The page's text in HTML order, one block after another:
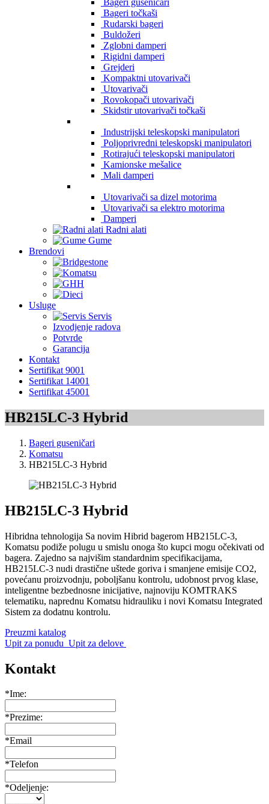
Bageri guseničari
Bageri točkaši
Rudarski bageri
Buldožeri
Zglobni damperi
Rigidni damperi
Grejderi
Kompaktni utovarivači
Utovarivači
Rovokopači utovarivači
Skidstir utovarivači točkaši
Industrijski teleskopski manipulatori
Poljoprivredni teleskopski manipulatori
Rotirajući teleskopski manipulatori
Kamionske mešalice
Mali damperi
Utovarivači sa dizel motorima
Utovarivači sa elektro motorima
Damperi
Radni alati
Gume
Brendovi
Usluge
Servis
Izvodjenje radova
Potvrde
Garancija
Kontakt
Sertifikat 9001
Sertifikat 14001
Sertifikat 45001
HB215LC-3 Hybrid
Bageri guseničari
Komatsu
HB215LC-3 Hybrid
HB215LC-3 Hybrid
Hibridna tehnologija Sa novim Hibrid bagerom HB215LC-3,
Komatsu podiže polugu u smislu onoga što kupci mogu očekivati od
bagera. Zajedno sa najvišim standardnim specifikacijama,
HB215LC-3 nudi drastične uštede goriva i smanjene emisije CO2,
povećanu proizvodnju, poboljšanu kontrolu, udobnost prvog klase,
inteligentne bezbednosne inicijative, najnoviju KOMTRAKS
telematiku, naprednu Komatsu hidrauliku i novi Komatsu Integrated
Sistem za dodatnu kontrolu.
Preuzmi katalog
Upit za ponudu Upit za delove
Kontakt
*Ime:
*Prezime:
*Email
*Telefon
*Odeljenje: